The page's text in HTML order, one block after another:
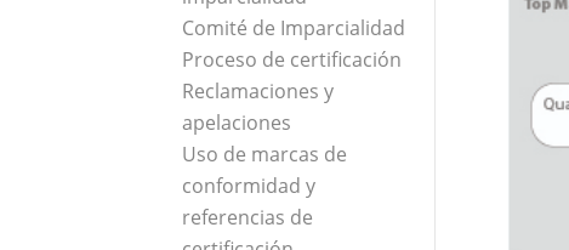
Comité de Imparcialidad
Proceso de certificación
Reclamaciones y
apelaciones
Uso de marcas de
conformidad y
referencias de